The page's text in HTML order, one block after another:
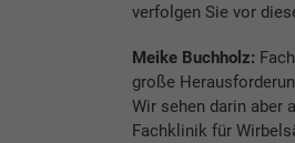
verfolgen Sie vor
Meike Buchholz:
große
Wir sehen darin aber
Fachklinik für